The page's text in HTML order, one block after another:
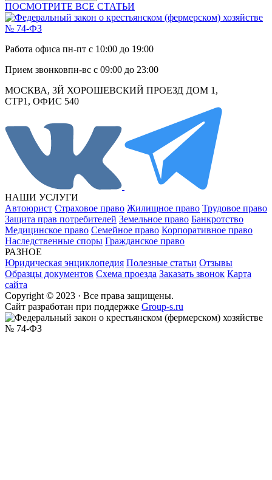
ПОСМОТРИТЕ ВСЕ СТАТЬИ
Работа офиса пн-пт с 10:00 до 19:00
Прием звонковпн-вс с 09:00 до 23:00
МОСКВА, 3Й ХОРОШЕВСКИЙ ПРОЕЗД ДОМ 1,
СТР1, ОФИС 540
НАШИ УСЛУГИ
Автоюрист Страховое право Жилищное право Трудовое право
Защита прав потребителей Земельное право Банкротство
Медицинское право Семейное право Корпоративное право
Наследственные споры Гражданское право
РАЗНОЕ
Юридическая энциклопедия Полезные статьи Отзывы
Образцы документов Схема проезда Заказать звонок Карта
сайта
Copyright © 2023 · Все права защищены.
Cайт разработан при поддержке Group-s.ru